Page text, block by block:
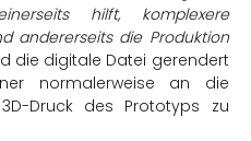
hilft, komplexere
andererseits die Produktion
die digitale Datei gerendert
normalerweise an die
Druck des Prototyps zu